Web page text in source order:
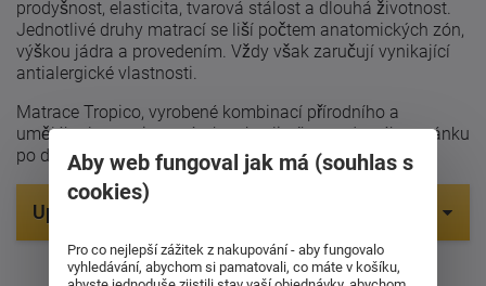
prodyšnost, elasticita, tvarová stálost a dlouhá životnost.
Jednotlivé druhy matrací se liší počtem anatomických zón,
výškou jádra a provedením. Vždy však zaručují vynikající
antialergické vlastnosti.
Matrace Tropico, vyrobené kombinací přírodního a
umělého latexu, jsou zárukou kvalitního a zdravého spánku
po dlouhou dobu.
Upřesnit parametry
Položek na zobrazení:9
Aby web fungoval jak má (souhlas s
cookies)
Pro co nejlepší zážitek z nakupování - aby fungovalo
vyhledávání, abychom si pamatovali, co máte v košíku,